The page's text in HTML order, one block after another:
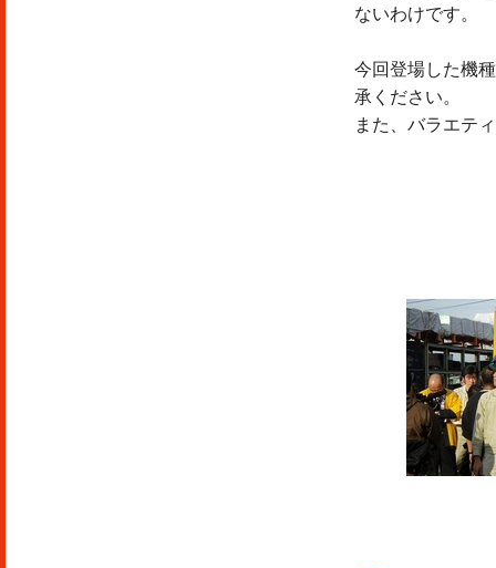
ないわけです。
今回登場した機
承ください。
また、バラエテ